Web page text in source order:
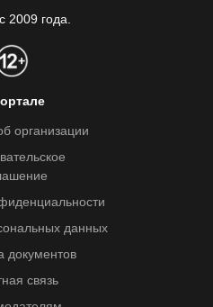
2009 года.
организации
данных
документов
связь